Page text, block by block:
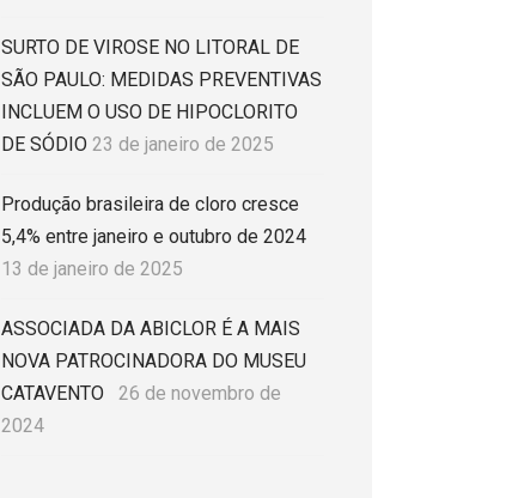
SURTO DE VIROSE NO LITORAL DE
SÃO PAULO: MEDIDAS PREVENTIVAS
INCLUEM O USO DE HIPOCLORITO
DE SÓDIO 23 de janeiro de 2025
Produção brasileira de cloro cresce
5,4% entre janeiro e outubro de 2024
13 de janeiro de 2025
ASSOCIADA DA ABICLOR É A MAIS
NOVA PATROCINADORA DO MUSEU
CATAVENTO
26 de novembro de
2024